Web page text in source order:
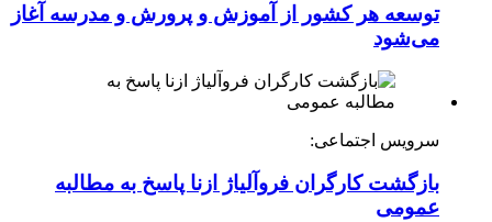
توسعه هر کشور از آموزش و پرورش و مدرسه آغاز
می‌شود
سرویس اجتماعی:
بازگشت کارگران فروآلیاژ ازنا پاسخ به مطالبه
عمومی